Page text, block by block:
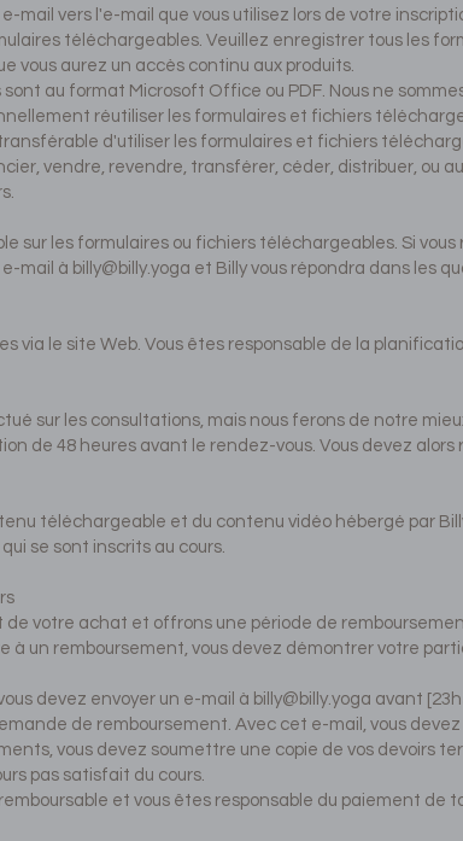
vers l'e-mail que vous utilisez lors de votre
téléchargeables. Veuillez enregistrer tous les
vous aurez un accès continu aux produits.
au format Microsoft Office ou PDF. Nous ne
réutiliser les formulaires et fichiers
d'utiliser les formulaires et fichiers
vendre, revendre, transférer, céder, distribuer, ou
sur les formulaires ou fichiers téléchargeables. Si
mail à billy@billy.yoga et Billy vous répondra dans les
via le site Web. Vous êtes responsable de la
sur les consultations, mais nous ferons de notre
de 48 heures avant le rendez-vous. Vous devez
téléchargeable et du contenu vidéo hébergé par
se sont inscrits au cours.
de votre achat et offrons une période de
à un remboursement, vous devez démontrer votre
devez envoyer un e-mail à billy@billy.yoga avant
de remboursement. Avec cet e-mail, vous
vous devez soumettre une copie de vos devoirs
pas satisfait du cours.
et vous êtes responsable du paiement de